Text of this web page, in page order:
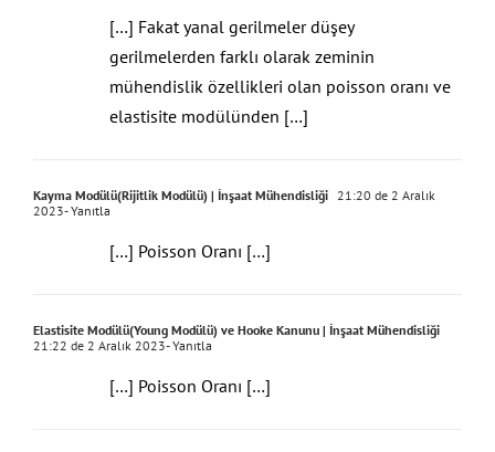
gerilmelerden farklı olarak zeminin
mühendislik özellikleri olan poisson oranı ve
elastisite modülünden […]
2023
- Yanıtla
21:22 de 2 Aralık 2023
- Yanıtla